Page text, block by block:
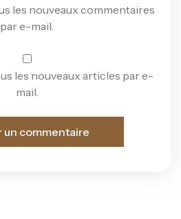
les nouveaux commentaires
par e-mail.
les nouveaux articles par e-
mail.